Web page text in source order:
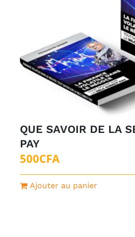
QUE SAVOIR DE LA
PAY
500CFA
Ajouter au panier